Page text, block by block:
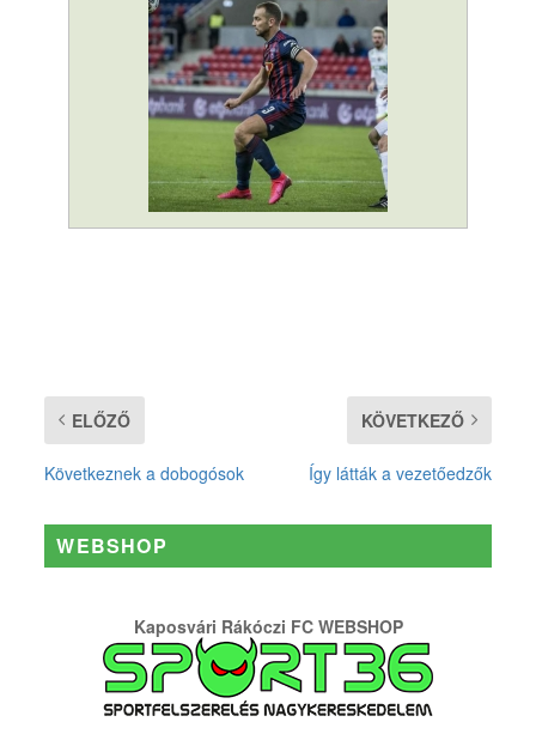
ELŐZŐ
Következnek a dobogósok
KÖVETKEZŐ
Így látták a vezetőedzők
WEBSHOP
Kaposvári Rákóczi FC WEBSHOP